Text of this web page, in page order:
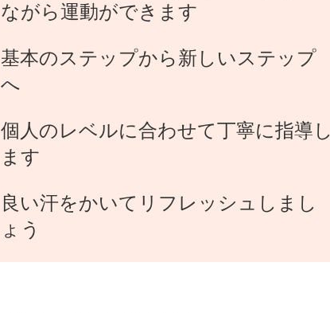
ながら運動ができます
基本のステップから新しいステップ
へ
個人のレベルに合わせて丁寧に指導し
ます
良い汗をかいてリフレッシュしまし
ょう